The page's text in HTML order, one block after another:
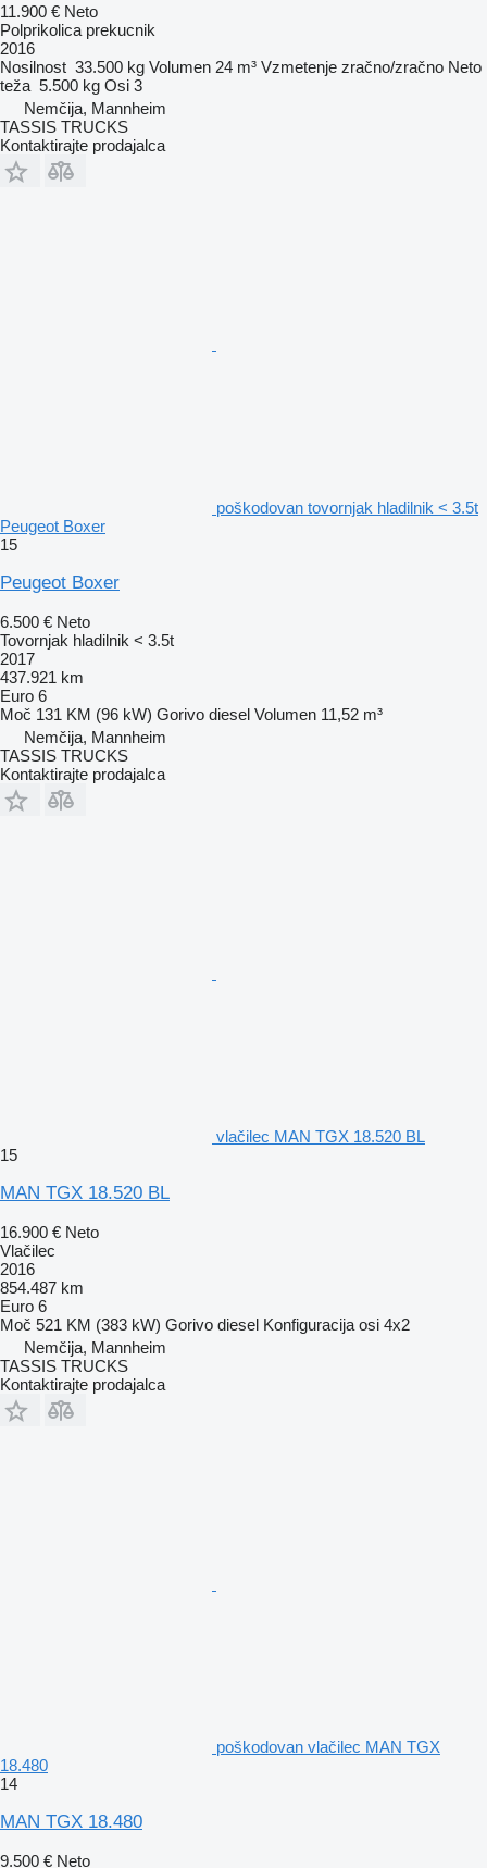
11.900 € Neto
Polprikolica prekucnik
2016
Nosilnost 33.500 kg Volumen 24 m³ Vzmetenje zračno/zračno Neto
teža 5.500 kg Osi 3
Nemčija, Mannheim
TASSIS TRUCKS
Kontaktirajte prodajalca
poškodovan tovornjak hladilnik < 3.5t
Peugeot Boxer
15
Peugeot Boxer
6.500 € Neto
Tovornjak hladilnik < 3.5t
2017
437.921 km
Euro 6
Moč 131 KM (96 kW) Gorivo diesel Volumen 11,52 m³
Nemčija, Mannheim
TASSIS TRUCKS
Kontaktirajte prodajalca
vlačilec MAN TGX 18.520 BL
15
MAN TGX 18.520 BL
16.900 € Neto
Vlačilec
2016
854.487 km
Euro 6
Moč 521 KM (383 kW) Gorivo diesel Konfiguracija osi 4x2
Nemčija, Mannheim
TASSIS TRUCKS
Kontaktirajte prodajalca
poškodovan vlačilec MAN TGX
18.480
14
MAN TGX 18.480
9.500 € Neto